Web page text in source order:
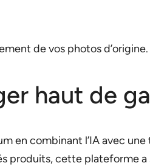
de vos photos
haut de
en combinant l’IA avec
produits, cette plateforme